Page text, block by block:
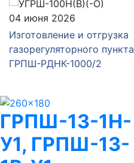
04 июня 2026
Изготовление и отгрузка
газорегуляторного пункта
ГРПШ-РДНК-1000/2
ГРПШ-13-1Н-
У1, ГРПШ-13-